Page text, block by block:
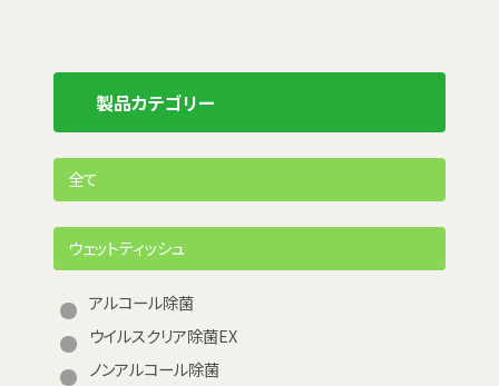
製品カテゴリー
全て
ウェットティッシュ
アルコール除菌
ウイルスクリア除菌EX
ノンアルコール除菌